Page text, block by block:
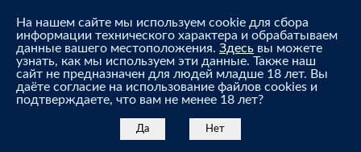
На нашем сайте мы используем cookie для сбора
информации технического характера и обрабатываем
данные вашего местоположения. Здесь вы можете
узнать, как мы используем эти данные. Также наш
сайт не предназначен для людей младше 18 лет. Вы
даёте согласие на использование файлов cookies и
подтверждаете, что вам не менее 18 лет?
Да Нет